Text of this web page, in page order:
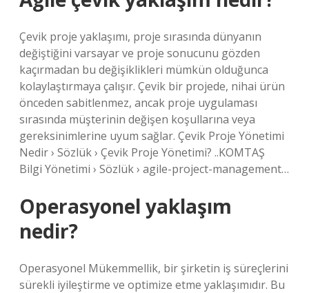
Çevik proje yaklaşımı, proje sırasında dünyanın
değiştiğini varsayar ve proje sonucunu gözden
kaçırmadan bu değişiklikleri mümkün olduğunca
kolaylaştırmaya çalışır. Çevik bir projede, nihai ürün
önceden sabitlenmez, ancak proje uygulaması
sırasında müşterinin değişen koşullarına veya
gereksinimlerine uyum sağlar. Çevik Proje Yönetimi
Nedir › Sözlük › Çevik Proje Yönetimi? ..KOMTAŞ
Bilgi Yönetimi › Sözlük › agile-project-management…
Operasyonel yaklaşım
nedir?
Operasyonel Mükemmellik, bir şirketin iş süreçlerini
sürekli iyileştirme ve optimize etme yaklaşımıdır. Bu